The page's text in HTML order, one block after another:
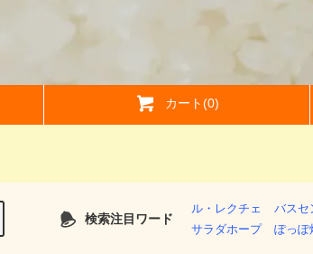
カート(0)
検索注目ワード
ル・レクチェ バスセ
サラダホープ
ぽっぽ